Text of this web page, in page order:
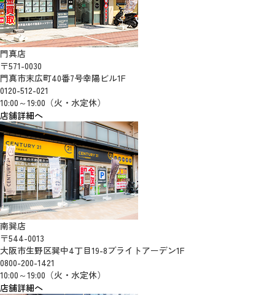
門真店
〒571-0030
門真市末広町40番7号幸陽ビル1F
0120-512-021
10:00～19:00（火・水定休）
店舗詳細へ
南巽店
〒544-0013
大阪市生野区巽中4丁目19-8ブライトアーデン1F
0800-200-1421
10:00～19:00（火・水定休）
店舗詳細へ